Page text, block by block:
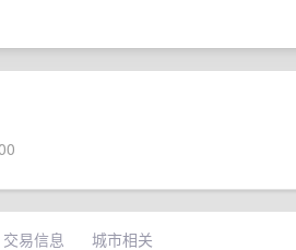
交易信息 城市相关